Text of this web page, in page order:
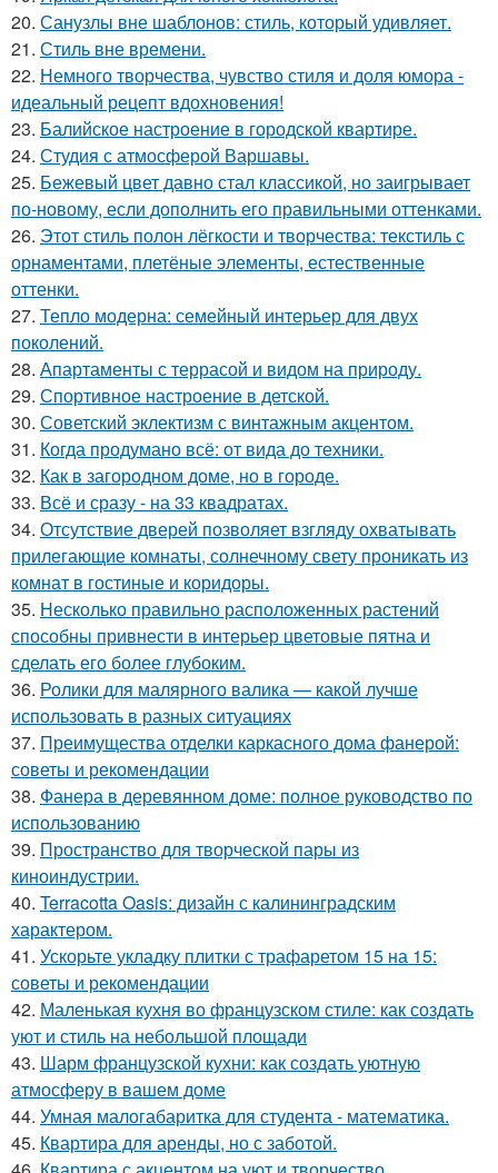
20. Санузлы вне шаблонов: стиль, который удивляет.
21. Стиль вне времени.
22. Немного творчества, чувство стиля и доля юмора -
идеальный рецепт вдохновения!
23. Балийское настроение в городской квартире.
24. Студия с атмосферой Варшавы.
25. Бежевый цвет давно стал классикой, но заигрывает
по-новому, если дополнить его правильными оттенками.
26. Этот стиль полон лёгкости и творчества: текстиль с
орнаментами, плетёные элементы, естественные
оттенки.
27. Тепло модерна: семейный интерьер для двух
поколений.
28. Апартаменты с террасой и видом на природу.
29. Спортивное настроение в детской.
30. Советский эклектизм с винтажным акцентом.
31. Когда продумано всё: от вида до техники.
32. Как в загородном доме, но в городе.
33. Всё и сразу - на 33 квадратах.
34. Отсутствие дверей позволяет взгляду охватывать
прилегающие комнаты, солнечному свету проникать из
комнат в гостиные и коридоры.
35. Несколько правильно расположенных растений
способны привнести в интерьер цветовые пятна и
сделать его более глубоким.
36. Ролики для малярного валика — какой лучше
использовать в разных ситуациях
37. Преимущества отделки каркасного дома фанерой:
советы и рекомендации
38. Фанера в деревянном доме: полное руководство по
использованию
39. Пространство для творческой пары из
киноиндустрии.
40. Terracotta Oasis: дизайн с калининградским
характером.
41. Ускорьте укладку плитки с трафаретом 15 на 15:
советы и рекомендации
42. Маленькая кухня во французском стиле: как создать
уют и стиль на небольшой площади
43. Шарм французской кухни: как создать уютную
атмосферу в вашем доме
44. Умная малогабаритка для студента - математика.
45. Квартира для аренды, но с заботой.